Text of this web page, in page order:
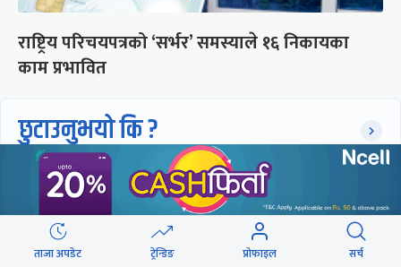
राष्ट्रिय परिचयपत्रको ‘सर्भर’ समस्याले १६ निकायका
काम प्रभावित
छुटाउनुभयो कि ?
संसद्लाई टेर्दैनन् प्रधानमन्त्री, लाचार
छन् सभामुख
ताजा अपडेट ट्रेन्डिङ प्रोफाइल सर्च